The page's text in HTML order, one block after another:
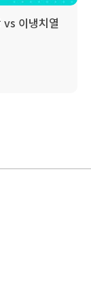
vs 이냉치열